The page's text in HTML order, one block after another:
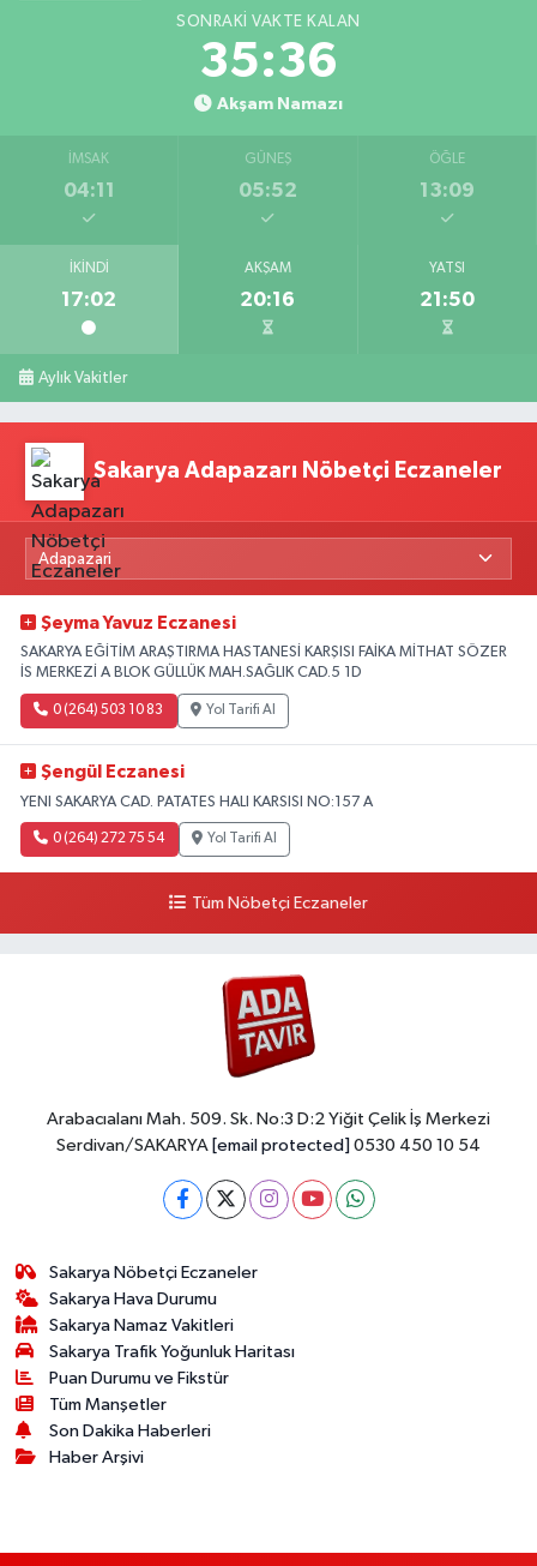
SONRAKI VAKTE KALAN
35:35
Akşam Namazı
İMSAK
04:11
GÜNEŞ
05:52
ÖĞLE
13:09
İKINDI
17:02
AKŞAM
20:16
YATSI
21:50
Aylık Vakitler
Sakarya Adapazarı Nöbetçi Eczaneler
Şeyma Yavuz Eczanesi
SAKARYA EĞİTİM ARAŞTIRMA HASTANESİ KARŞISI FAİKA MİTHAT SÖZER
İS MERKEZİ A BLOK GÜLLÜK MAH.SAĞLIK CAD.5 1D
0 (264) 503 10 83 Yol Tarifi Al
Şengül Eczanesi
YENI SAKARYA CAD. PATATES HALI KARSISI NO:157 A
0 (264) 272 75 54 Yol Tarifi Al
Tüm Nöbetçi Eczaneler
Arabacıalanı Mah. 509. Sk. No:3 D:2 Yiğit Çelik İş Merkezi
Serdivan/SAKARYA [email protected] 0530 450 10 54
Sakarya Nöbetçi Eczaneler
Sakarya Hava Durumu
Sakarya Namaz Vakitleri
Sakarya Trafik Yoğunluk Haritası
Puan Durumu ve Fikstür
Tüm Manşetler
Son Dakika Haberleri
Haber Arşivi